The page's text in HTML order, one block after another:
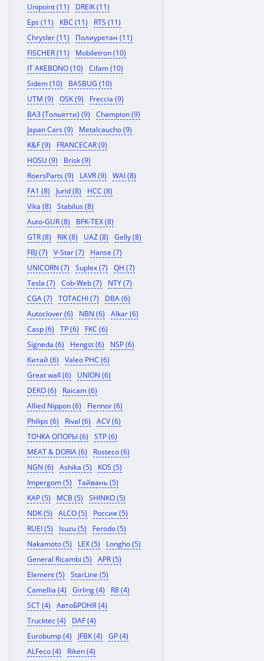
Unipoint (11)
DREIK (11)
Eps (11)
KBC (11)
RTS (11)
Chrysler (11)
Полиуретан (11)
FISCHER (11)
Mobiletron (10)
IT AKEBONO (10)
Cifam (10)
Sidem (10)
BASBUG (10)
UTM (9)
OSK (9)
Freccia (9)
ВАЗ (Тольятти) (9)
Champion (9)
Japan Cars (9)
Metalcaucho (9)
K&F (9)
FRANCECAR (9)
HOSU (9)
Brisk (9)
RoersParts (9)
LAVR (9)
WAI (8)
FA1 (8)
Jurid (8)
HCC (8)
Vika (8)
Stabilus (8)
Auto-GUR (8)
BFK-TEX (8)
GTR (8)
RIK (8) UAZ (8)
Gelly (8)
FBJ (7)
V-Star (7)
Hanse (7)
UNICORN (7)
Suplex (7)
QH (7)
Tesla (7)
Cob-Web (7)
NTY (7)
CGA (7)
TOTACHI (7)
DBA (6)
Autoclover (6)
NBN (6)
Alkar (6)
Casp (6)
TP (6)
FKC (6)
Signeda (6)
Hengst (6)
NSP (6)
Китай (6)
Valeo PHC (6)
Great wall (6)
UNION (6)
DEKO (6)
Raicam (6)
Allied Nippon (6)
Flennor (6)
Philips (6)
Rival (6)
ACV (6)
ТОЧКА ОПОРЫ (6)
STP (6)
MEAT & DORIA (6)
Rosteco (6)
NGN (6)
Ashika (5)
KOS (5)
Impergom (5)
Тайвань (5)
KAP (5)
MCB (5)
SHINKO (5)
NDK (5)
ALCO (5)
Россия (5)
RUEI (5)
Isuzu (5)
Ferodo (5)
Nakamoto (5)
LEX (5)
Longho (5)
General Ricambi (5)
APR (5)
Element (5)
StarLine (5)
Camellia (4)
Girling (4)
R8 (4)
SCT (4)
АвтоБРОНЯ (4)
Trucktec (4)
DAF (4)
Eurobump (4)
JFBK (4)
GP (4)
ALFeco (4)
Riken (4)